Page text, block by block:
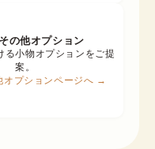
の他オプション
る小物オプションをご提
案。
オプションページへ →